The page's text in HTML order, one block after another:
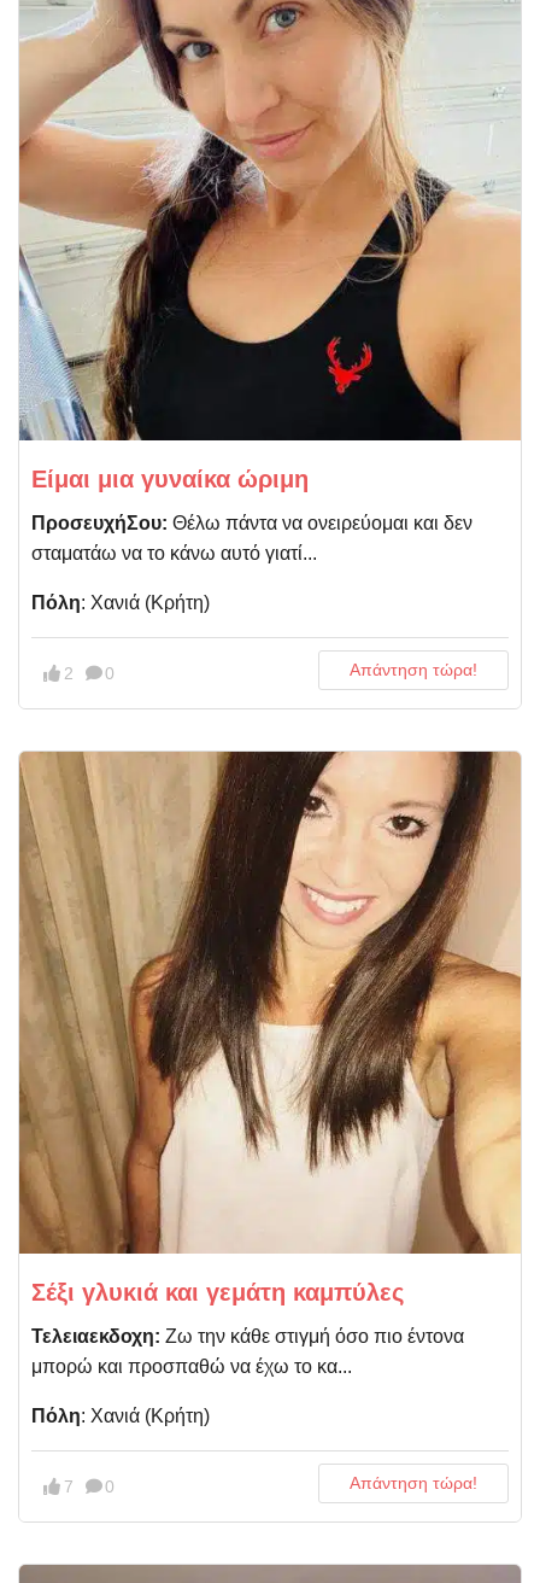
Είμαι μια γυναίκα ώριμη
ΠροσευχήΣου: Θέλω πάντα να ονειρεύομαι και δεν
σταματάω να το κάνω αυτό γιατί...
Πόλη: Χανιά (Κρήτη)
2 0 Απάντηση τώρα!
Σέξι γλυκιά και γεμάτη καμπύλες
Τελειαεκδοχη: Ζω την κάθε στιγμή όσο πιο έντονα
μπορώ και προσπαθώ να έχω το κα...
Πόλη: Χανιά (Κρήτη)
7 0 Απάντηση τώρα!